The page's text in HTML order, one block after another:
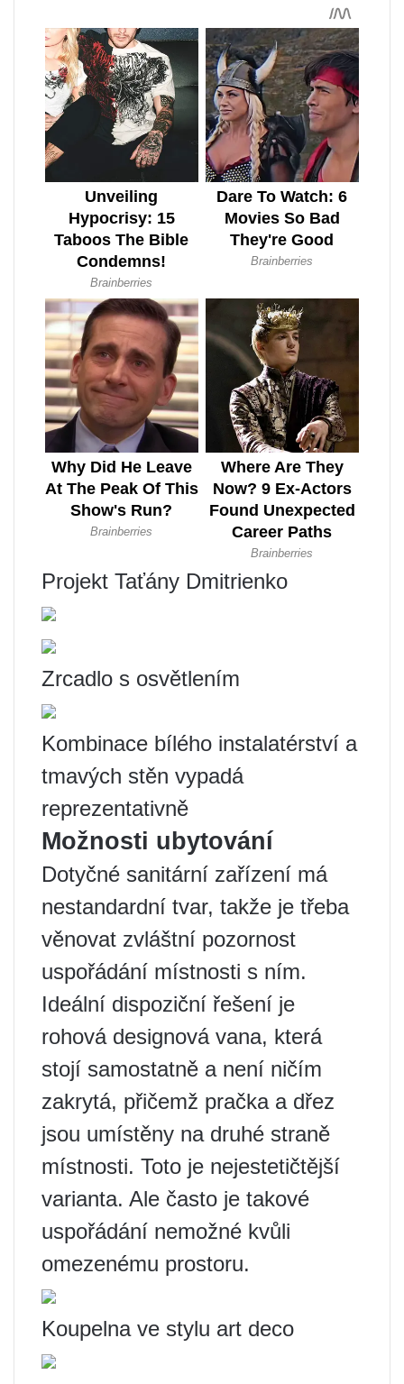
Projekt Taťány Dmitrienko
Zrcadlo s osvětlením
Kombinace bílého instalatérství a
tmavých stěn vypadá
reprezentativně
Možnosti ubytování
Dotyčné sanitární zařízení má
nestandardní tvar, takže je třeba
věnovat zvláštní pozornost
uspořádání místnosti s ním.
Ideální dispoziční řešení je
rohová designová vana, která
stojí samostatně a není ničím
zakrytá, přičemž pračka a dřez
jsou umístěny na druhé straně
místnosti. Toto je nejestetičtější
varianta. Ale často je takové
uspořádání nemožné kvůli
omezenému prostoru.
Koupelna ve stylu art deco